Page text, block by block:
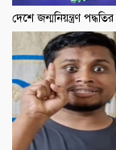
দেশে জন্মনিয়ন্ত্রণ